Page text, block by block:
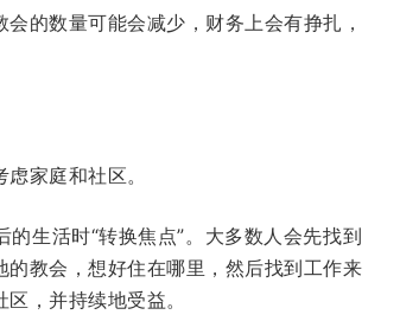
的数量可能会减少，财务上会有挣扎，
家庭和社区。
生活时“转换焦点”。大多数人会先找到
教会，想好住在哪里，然后找到工作来
，并持续地受益。